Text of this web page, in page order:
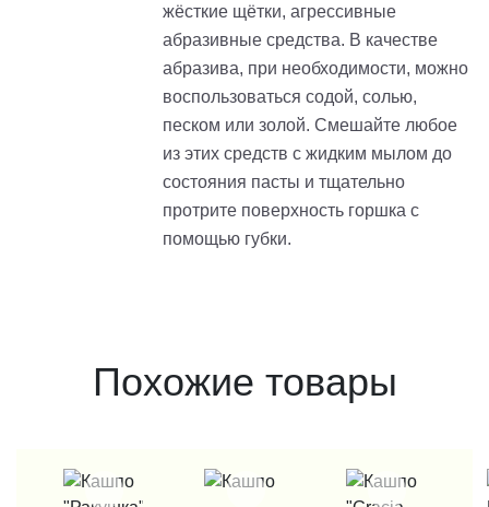
жёсткие щётки, агрессивные
абразивные средства. В качестве
абразива, при необходимости, можно
воспользоваться содой, солью,
песком или золой. Смешайте любое
из этих средств с жидким мылом до
состояния пасты и тщательно
протрите поверхность горшка с
помощью губки.
Похожие товары